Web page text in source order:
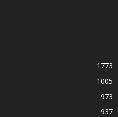
1773
1005
973
937